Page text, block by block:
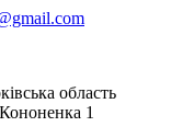
область
1